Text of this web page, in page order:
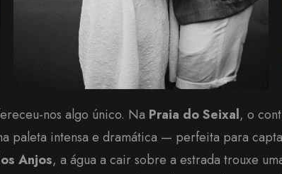
nos algo único. Na Praia do Seixal, o
paleta intensa e dramática — perfeita para
Anjos, a água a cair sobre a estrada trouxe